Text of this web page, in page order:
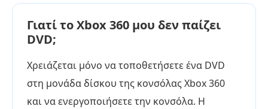
Γιατί το Xbox 360 μου δεν παίζει
DVD;
Χρειάζεται μόνο να τοποθετήσετε ένα DVD
στη μονάδα δίσκου της κονσόλας Xbox 360
και να ενεργοποιήσετε την κονσόλα. Η